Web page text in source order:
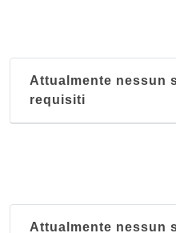
Attualmente nessun
requisiti
Attualmente nessun